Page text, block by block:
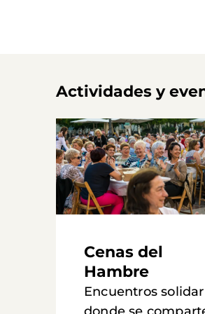
Actividades y
Cenas del
Hambre
Encuentros